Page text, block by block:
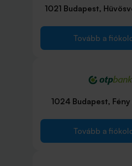
1021 Budapest,
Tovább a
1024 Budapest, Fény
Tovább a